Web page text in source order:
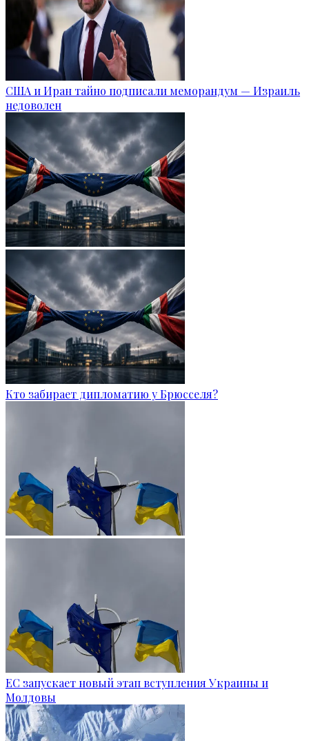
США и Иран тайно подписали меморандум — Израиль
недоволен
Кто забирает дипломатию у Брюсселя?
ЕС запускает новый этап вступления Украины и
Молдовы